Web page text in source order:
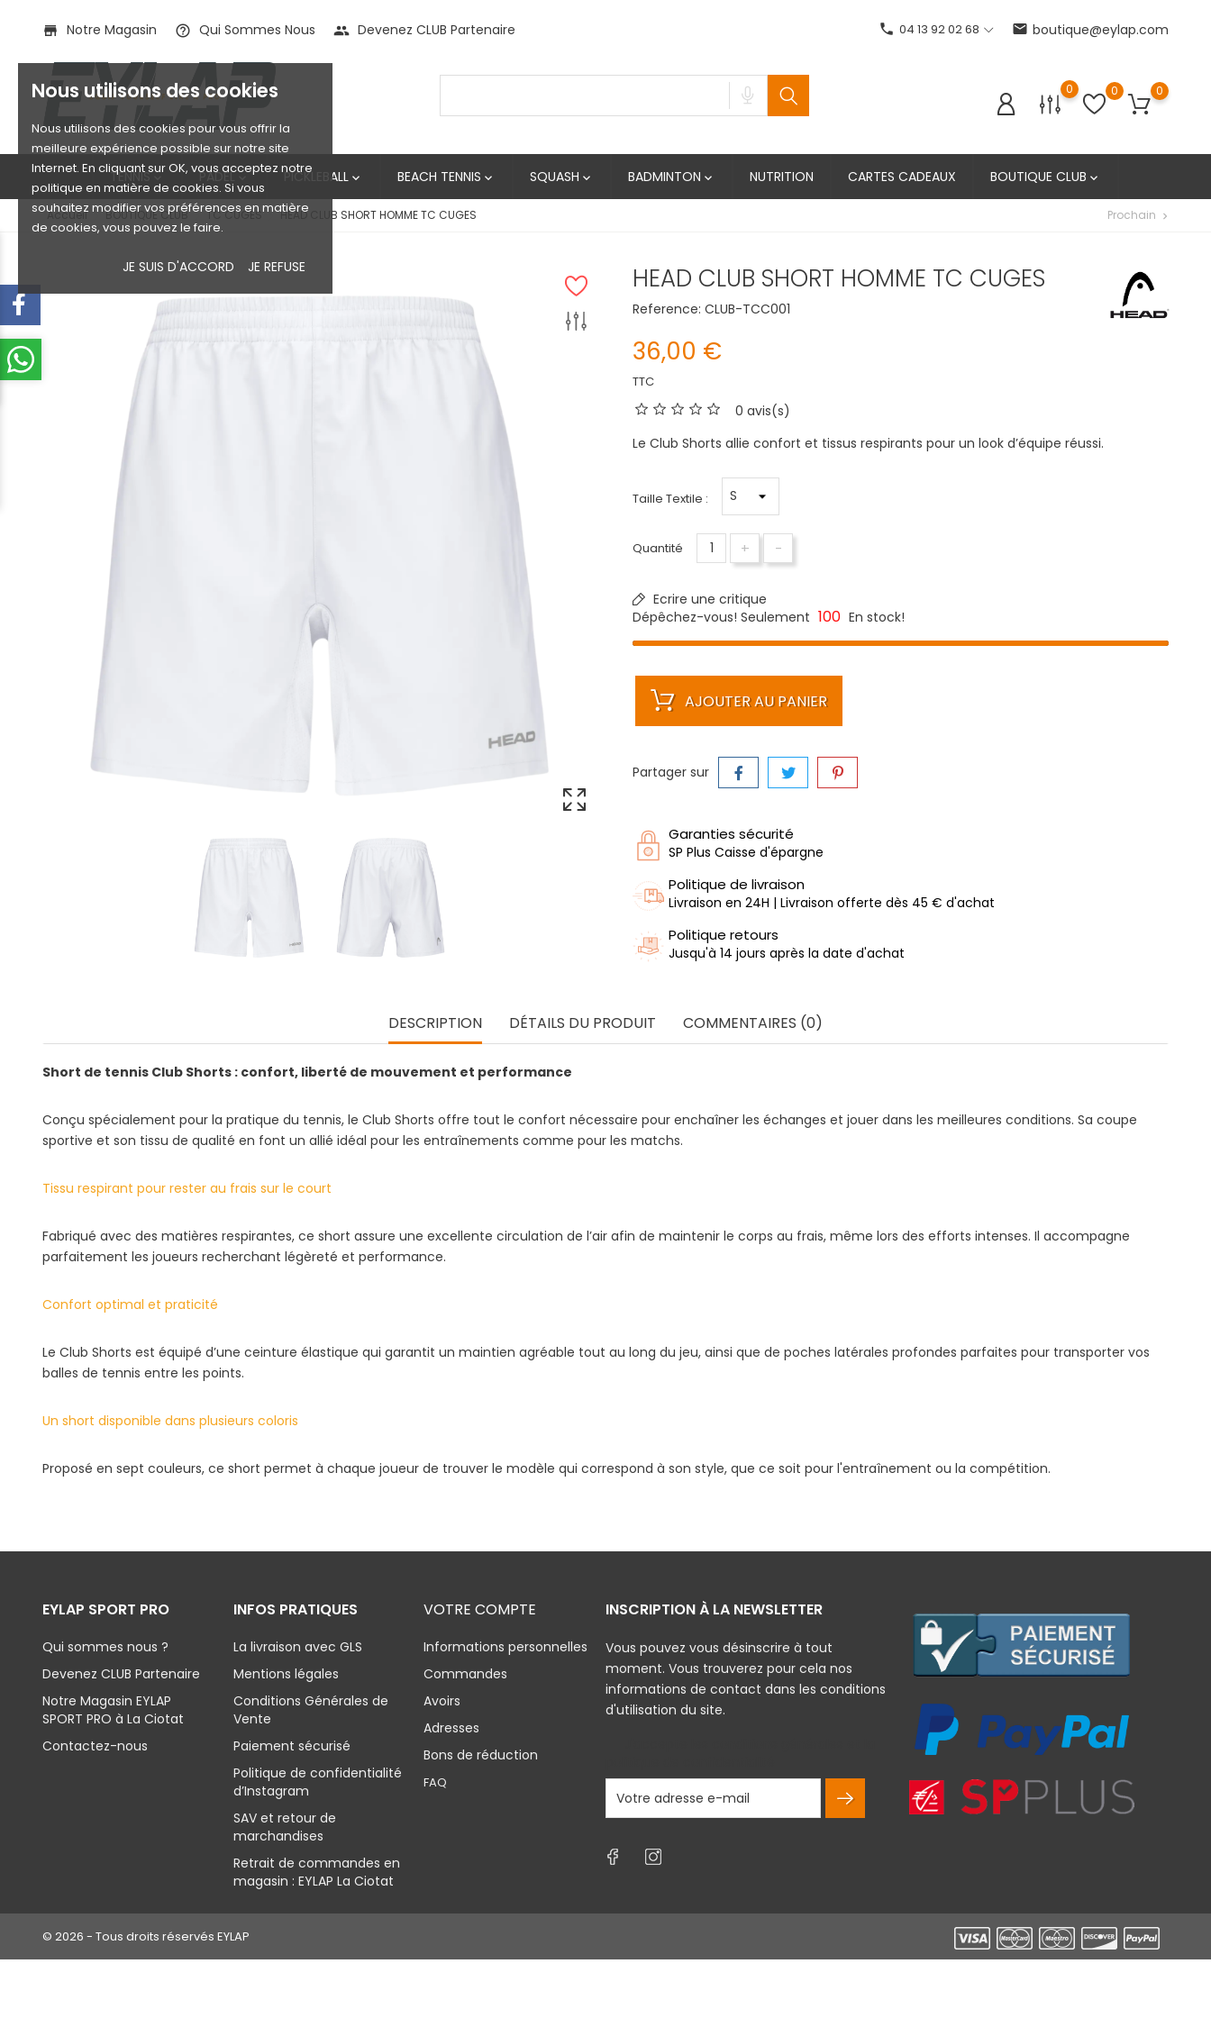
Nous utilisons des cookies
Nous utilisons des cookies pour vous offrir la
meilleure expérience possible sur notre site
Internet. En cliquant sur OK, vous acceptez notre
politique en matière de cookies. Si vous
souhaitez modifier vos préférences en matière
de cookies, vous pouvez le faire.
JE SUIS D'ACCORD JE REFUSE
store Notre Magasin help_outline Qui Sommes Nous people Devenez CLUB Partenaire phone 04 13 92 02 68 email boutique@eylap.com
0 0 0
TENNIS PADEL PICKLEBALL  BEACH TENNIS  SQUASH  BADMINTON  NUTRITION CARTES CADEAUX BOUTIQUE CLUB 
Accueil BOUTIQUE CLUB TC CUGES HEAD CLUB SHORT HOMME TC CUGES Prochain chevron_right
HEAD CLUB SHORT HOMME TC CUGES
Reference: CLUB-TCC001
36,00 €
TTC
0 avis(s)
Le Club Shorts allie confort et tissus respirants pour un look d’équipe réussi.
Taille Textile :
Quantité + -
Ecrire une critique
Dépêchez-vous! Seulement 100 En stock!
AJOUTER AU PANIER
Partager sur
Garanties sécurité
SP Plus Caisse d'épargne
Politique de livraison
Livraison en 24H | Livraison offerte dès 45 € d'achat
Politique retours
Jusqu'à 14 jours après la date d'achat
DESCRIPTION DÉTAILS DU PRODUIT COMMENTAIRES (0)
Short de tennis Club Shorts : confort, liberté de mouvement et performance
Conçu spécialement pour la pratique du tennis, le Club Shorts offre tout le confort nécessaire pour enchaîner les échanges et jouer dans les meilleures conditions. Sa coupe
sportive et son tissu de qualité en font un allié idéal pour les entraînements comme pour les matchs.
Tissu respirant pour rester au frais sur le court
Fabriqué avec des matières respirantes, ce short assure une excellente circulation de l’air afin de maintenir le corps au frais, même lors des efforts intenses. Il accompagne
parfaitement les joueurs recherchant légèreté et performance.
Confort optimal et praticité
Le Club Shorts est équipé d’une ceinture élastique qui garantit un maintien agréable tout au long du jeu, ainsi que de poches latérales profondes parfaites pour transporter vos
balles de tennis entre les points.
Un short disponible dans plusieurs coloris
Proposé en sept couleurs, ce short permet à chaque joueur de trouver le modèle qui correspond à son style, que ce soit pour l'entraînement ou la compétition.
EYLAP SPORT PRO
Qui sommes nous ?
Devenez CLUB Partenaire
Notre Magasin EYLAP
SPORT PRO à La Ciotat
Contactez-nous
INFOS PRATIQUES
La livraison avec GLS
Mentions légales
Conditions Générales de
Vente
Paiement sécurisé
Politique de confidentialité
d’Instagram
SAV et retour de
marchandises
Retrait de commandes en
magasin : EYLAP La Ciotat
VOTRE COMPTE
Informations personnelles
Commandes
Avoirs
Adresses
Bons de réduction
FAQ
INSCRIPTION À LA NEWSLETTER
Vous pouvez vous désinscrire à tout
moment. Vous trouverez pour cela nos
informations de contact dans les conditions
d'utilisation du site.
© 2026 - Tous droits réservés EYLAP